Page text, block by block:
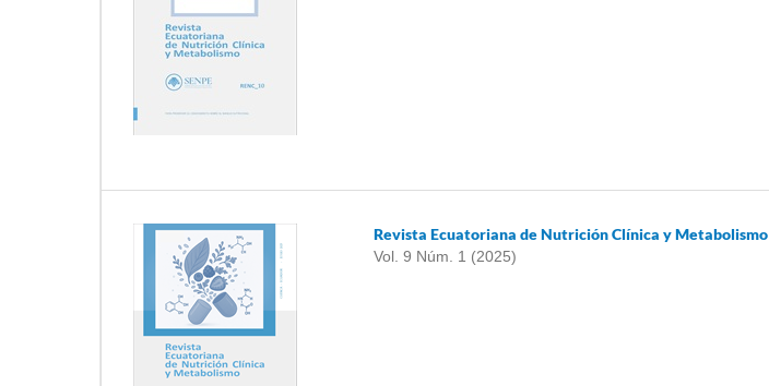
Revista Ecuatoriana de Nutrición Clínica y Metabolismo
Vol. 9 Núm. 1 (2025)